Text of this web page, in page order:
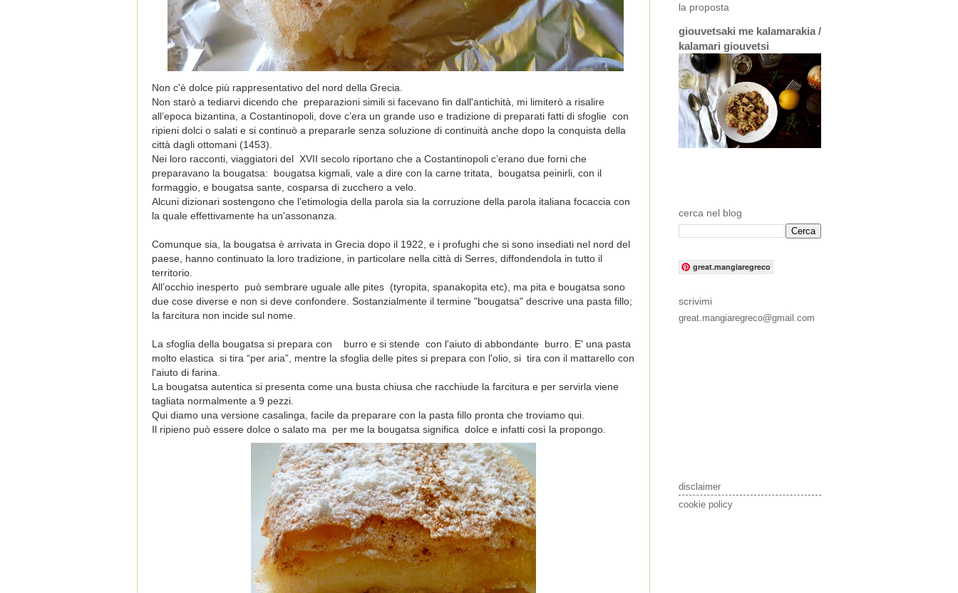
Non c'è dolce più rappresentativo del nord della Grecia.
Non starò a tediarvi dicendo che preparazioni simili si facevano fin dall'antichità, mi limiterò a risalire
all’epoca bizantina, a Costantinopoli, dove c’era un grande uso e tradizione di preparati fatti di sfoglie con
ripieni dolci o salati e si continuò a prepararle senza soluzione di continuità anche dopo la conquista della
città dagli ottomani (1453).
Nei loro racconti, viaggiatori del
XVII secolo riportano che a Costantinopoli c’erano due forni che
preparavano la bougatsa: bougatsa kigmali, vale a dire con la carne tritata, bougatsa peinirli, con il
formaggio, e bougatsa sante, cosparsa di zucchero a velo.
Alcuni dizionari sostengono che l’etimologia della parola sia la corruzione della parola italiana focaccia con
la quale effettivamente ha un'assonanza.
Comunque sia, la bougatsa è arrivata in Grecia dopo il 1922, e i profughi che si sono insediati nel nord del
paese, hanno continuato la loro tradizione, in particolare nella città di Serres, diffondendola in tutto il
territorio.
All’occhio inesperto può sembrare uguale alle pites (tyropita, spanakopita etc), ma pita e bougatsa sono
due cose diverse e non si deve confondere. Sostanzialmente il termine "bougatsa" descrive una pasta fillo;
la farcitura non incide sul nome.
La sfoglia della bougatsa si prepara con burro e si stende con l'aiuto di abbondante burro. E' una pasta
molto elastica si tira “per aria”, mentre la sfoglia delle pites si prepara con l'olio, si tira con il mattarello con
l'aiuto di farina.
La bougatsa autentica si presenta come una busta chiusa che racchiude la farcitura e per servirla viene
tagliata normalmente a 9 pezzi.
Qui diamo una versione casalinga, facile da preparare con la pasta fillo pronta che troviamo qui.
Il ripieno può essere dolce o salato ma per me la bougatsa significa dolce e infatti così la propongo.
la proposta
giouvetsaki me kalamarakia /
kalamari giouvetsi
cerca nel blog
great.mangiaregreco
scrivimi
great.mangiaregreco@gmail.com
disclaimer
cookie policy